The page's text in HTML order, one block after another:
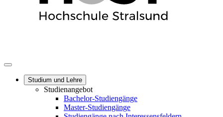
Studium und Lehre
Studienangebot
Bachelor-Studiengänge
Master-Studiengänge